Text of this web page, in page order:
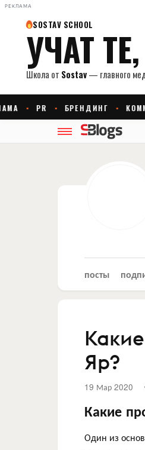
РЕКЛАМА
посты
Яр?
19 Мар 2020
Какие
Один из